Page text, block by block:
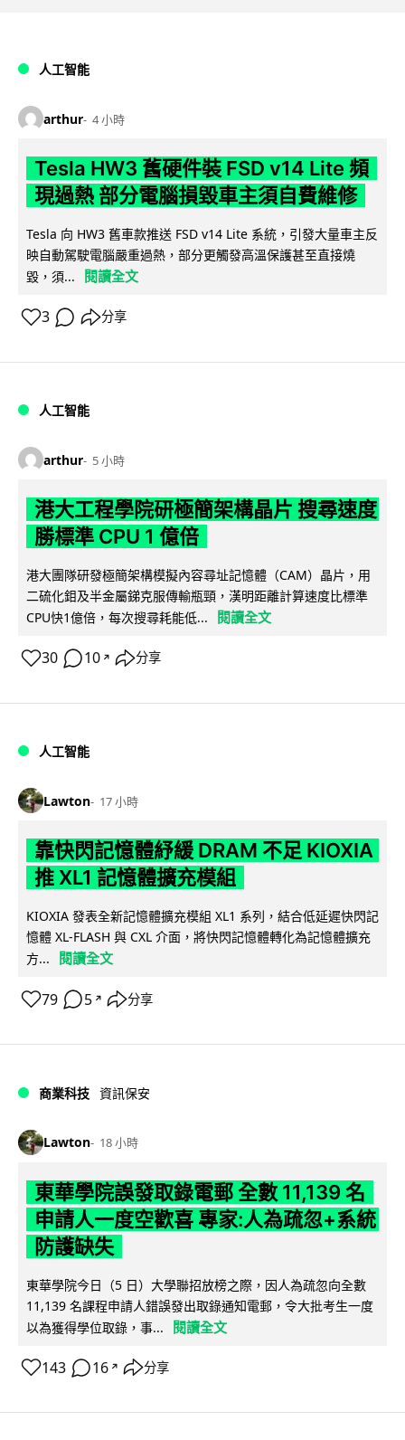
人工智能
arthur 4 小時
Tesla HW3 舊硬件裝 FSD v14 Lite 頻
現過熱 部分電腦損毀車主須自費維修
Tesla 向 HW3 舊車款推送 FSD v14 Lite 系統，引發大量車主反
映自動駕駛電腦嚴重過熱，部分更觸發高溫保護甚至直接燒
毀，須...
閱讀全文
3 分享
人工智能
arthur 5 小時
港大工程學院研極簡架構晶片 搜尋速度
勝標準 CPU 1 億倍
港大團隊研發極簡架構模擬內容尋址記憶體（CAM）晶片，用
二硫化鉬及半金屬銻克服傳輸瓶頸，漢明距離計算速度比標準
CPU快1億倍，每次搜尋耗能低...
閱讀全文
30 10 ↗ 分享
人工智能
Lawton 17 小時
靠快閃記憶體紓緩 DRAM 不足 KIOXIA
推 XL1 記憶體擴充模組
KIOXIA 發表全新記憶體擴充模組 XL1 系列，結合低延遲快閃記
憶體 XL-FLASH 與 CXL 介面，將快閃記憶體轉化為記憶體擴充
方...
閱讀全文
79 5 ↗ 分享
商業科技 資訊保安
Lawton 18 小時
東華學院誤發取錄電郵 全數 11,139 名
申請人一度空歡喜 專家:人為疏忽+系統
防護缺失
東華學院今日（5 日）大學聯招放榜之際，因人為疏忽向全數
11,139 名課程申請人錯誤發出取錄通知電郵，令大批考生一度
以為獲得學位取錄，事...
閱讀全文
143 16 ↗ 分享